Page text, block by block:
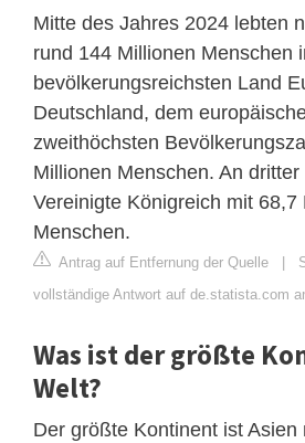
Mitte des Jahres 2024 lebten
rund 144 Millionen Menschen
bevölkerungsreichsten Land
Deutschland, dem
zweithöchsten
Millionen Menschen. An
Vereinigte Königreich mit 68,7
Menschen.
Antrag auf Entfernung der Quelle |
vollständige Antwort auf de.statista.com
Was ist der größte
Welt?
Der größte Kontinent ist Asien